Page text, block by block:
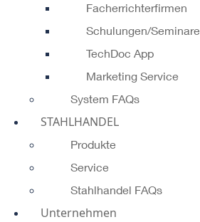
Facherrichterfirmen
Schulungen/Seminare
TechDoc App
Marketing Service
System FAQs
STAHLHANDEL
Produkte
Service
Stahlhandel FAQs
Unternehmen